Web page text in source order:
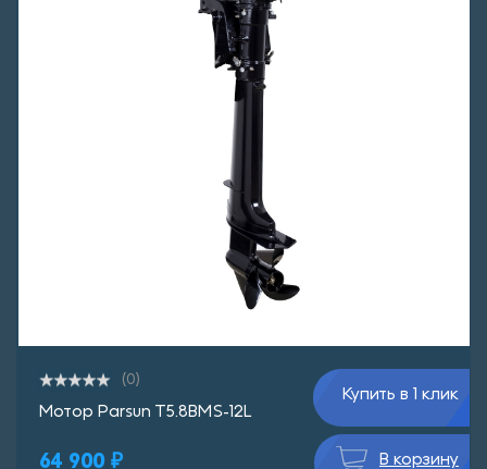
(0)
Мотор Parsun T5.8BMS-12L
64 900 ₽
Купить в 1 клик
В корзину